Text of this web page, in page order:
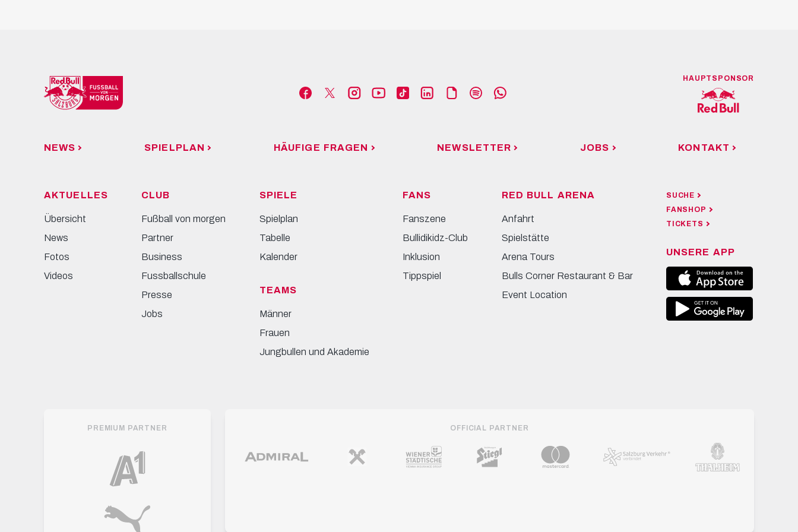
HAUPTSPONSOR
NEWS SPIELPLAN HÄUFIGE FRAGEN NEWSLETTER JOBS KONTAKT
AKTUELLES
Übersicht
News
Fotos
Videos
CLUB
Fußball von morgen
Partner
Business
Fussballschule
Presse
Jobs
SPIELE
Spielplan
Tabelle
Kalender
TEAMS
Männer
Frauen
Jungbullen und Akademie
FANS
Fanszene
Bullidikidz-Club
Inklusion
Tippspiel
RED BULL ARENA
Anfahrt
Spielstätte
Arena Tours
Bulls Corner Restaurant & Bar
Event Location
SUCHE
FANSHOP
TICKETS
UNSERE APP
PREMIUM PARTNER OFFICIAL PARTNER